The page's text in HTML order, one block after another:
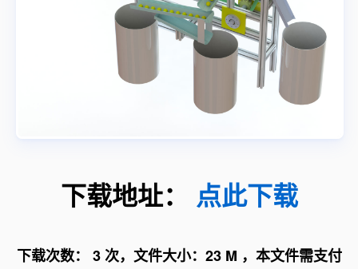
下载地址： 点此下载
下载次数： 3 次，文件大小：23 M ，本文件需支付